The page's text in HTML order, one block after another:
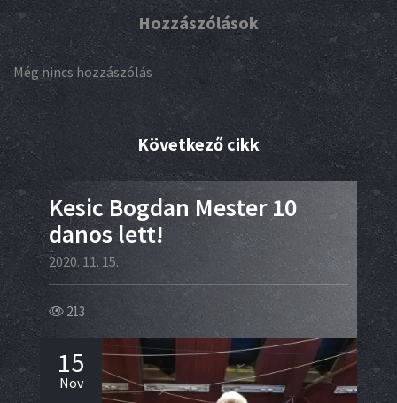
Hozzászólások
Még nincs hozzászólás
Következő cikk
Kesic Bogdan Mester 10
danos lett!
2020. 11. 15.
213
15
Nov